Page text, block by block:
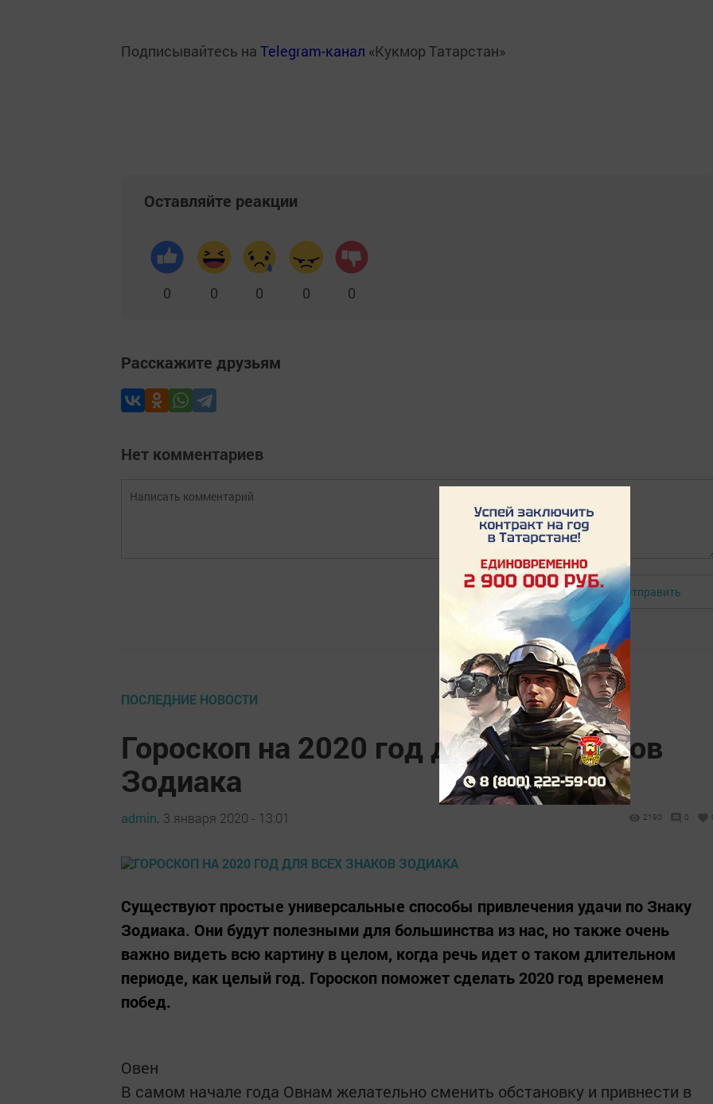
Подписывайтесь на Telegram-канал «Кукмор Татарстан»
Оставляйте реакции
0 0 0 0 0
Расскажите друзьям
Нет комментариев
Авторизоваться Отправить
ПОСЛЕДНИЕ НОВОСТИ
Гороскоп на 2020 год для всех Знаков
Зодиака
admin, 3 января 2020 - 13:01 2190 0
Существуют простые универсальные способы привлечения удачи по Знаку
Зодиака. Они будут полезными для большинства из нас, но также очень
важно видеть всю картину в целом, когда речь идет о таком длительном
периоде, как целый год. Гороскоп поможет сделать 2020 год временем
побед.
Овен
В самом начале года Овнам желательно сменить обстановку и привнести в